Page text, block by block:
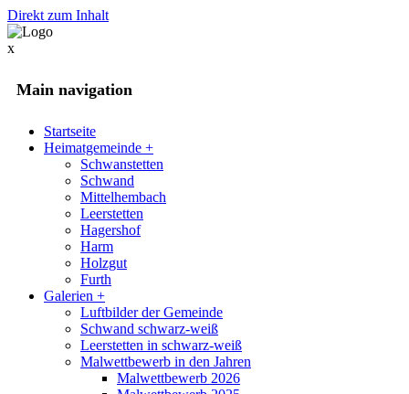
Direkt zum Inhalt
x
Main navigation
Startseite
Heimatgemeinde +
Schwanstetten
Schwand
Mittelhembach
Leerstetten
Hagershof
Harm
Holzgut
Furth
Galerien +
Luftbilder der Gemeinde
Schwand schwarz-weiß
Leerstetten in schwarz-weiß
Malwettbewerb in den Jahren
Malwettbewerb 2026